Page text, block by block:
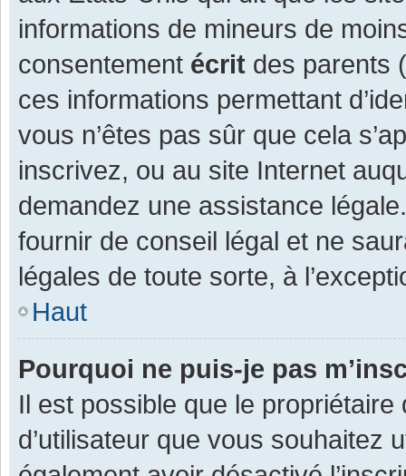
informations de mineurs de
consentement écrit des parents
ces informations permettant
vous n’êtes pas sûr que cela
inscrivez, ou au site Internet
demandez une assistance
fournir de conseil légal et ne
légales de toute sorte, à
Haut
Pourquoi ne puis-je pas
Il est possible que le
d’utilisateur que vous souhaitez